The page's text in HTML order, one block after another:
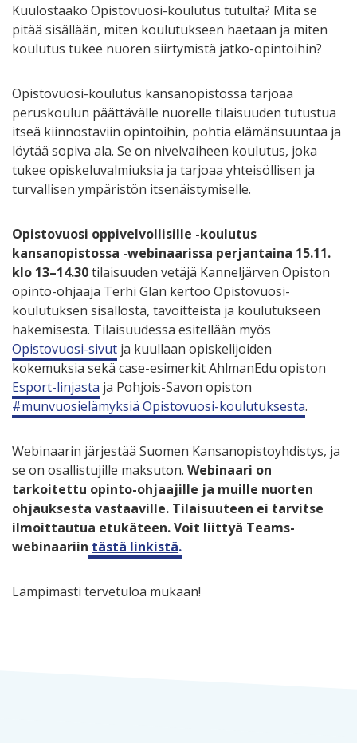
Kuulostaako Opistovuosi-koulutus tutulta? Mitä se
pitää sisällään, miten koulutukseen haetaan ja miten
koulutus tukee nuoren siirtymistä jatko-opintoihin?
Opistovuosi-koulutus kansanopistossa tarjoaa
peruskoulun päättävälle nuorelle tilaisuuden tutustua
itseä kiinnostaviin opintoihin, pohtia elämänsuuntaa ja
löytää sopiva ala. Se on nivelvaiheen koulutus, joka
tukee opiskeluvalmiuksia ja tarjoaa yhteisöllisen ja
turvallisen ympäristön itsenäistymiselle.
Opistovuosi oppivelvollisille -koulutus
kansanopistossa -webinaarissa perjantaina 15.11.
klo 13–14.30tilaisuuden vetäjä Kanneljärven Opiston
opinto-ohjaaja Terhi Glan kertoo Opistovuosi-
koulutuksen sisällöstä, tavoitteista ja koulutukseen
hakemisesta. Tilaisuudessa esitellään myös
Opistovuosi-sivut ja kuullaan opiskelijoiden
kokemuksia sekä case-esimerkit AhlmanEdu opiston
Esport-linjasta ja Pohjois-Savon opiston
#munvuosielämyksiä Opistovuosi-koulutuksesta.
Webinaarin järjestää Suomen Kansanopistoyhdistys, ja
se on osallistujille maksuton. Webinaari on
tarkoitettu opinto-ohjaajille ja muille nuorten
ohjauksesta vastaaville. Tilaisuuteen ei tarvitse
ilmoittautua etukäteen. Voit liittyä Teams-
webinaariin tästä linkistä.
Lämpimästi tervetuloa mukaan!